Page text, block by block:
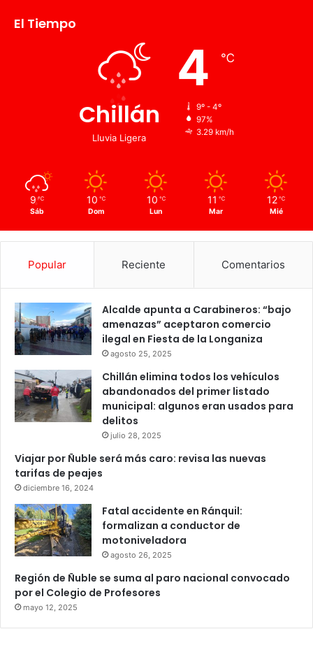
El Tiempo
Chillán
Lluvia Ligera
4 ℃
9º - 4º
97%
3.29 km/h
9 ℃
Sáb
10 ℃
Dom
10 ℃
Lun
11 ℃
Mar
12 ℃
Mié
Popular Reciente Comentarios
Alcalde apunta a Carabineros: “bajo
amenazas” aceptaron comercio
ilegal en Fiesta de la Longaniza
agosto 25, 2025
Chillán elimina todos los vehículos
abandonados del primer listado
municipal: algunos eran usados para
delitos
julio 28, 2025
Viajar por Ñuble será más caro: revisa las nuevas
tarifas de peajes
diciembre 16, 2024
Fatal accidente en Ránquil:
formalizan a conductor de
motoniveladora
agosto 26, 2025
Región de Ñuble se suma al paro nacional convocado
por el Colegio de Profesores
mayo 12, 2025